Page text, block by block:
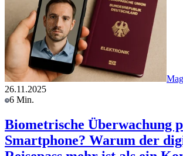
26.11.2025
6 Min.
Biometrische Überwachung
Smartphone? Warum der